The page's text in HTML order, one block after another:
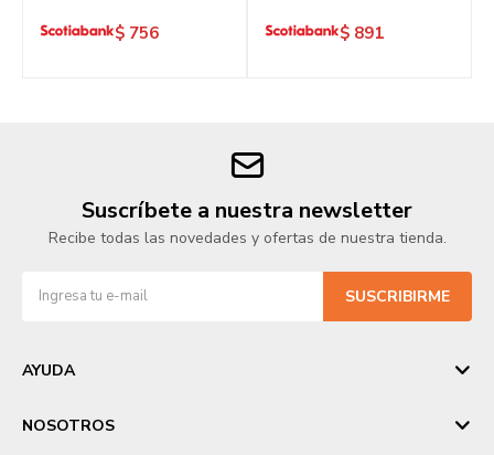
$ 756 $ 891
Suscríbete a nuestra newsletter
Recibe todas las novedades y ofertas de nuestra tienda.
SUSCRIBIRME
AYUDA
NOSOTROS